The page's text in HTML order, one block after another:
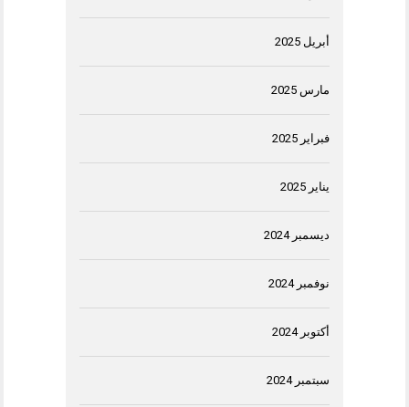
أبريل 2025
مارس 2025
فبراير 2025
يناير 2025
ديسمبر 2024
نوفمبر 2024
أكتوبر 2024
سبتمبر 2024